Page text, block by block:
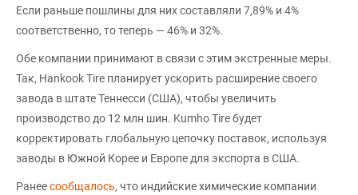
Если раньше пошлины для них составляли 7,89% и 4%
соответственно, то теперь — 46% и 32%.
Обе компании принимают в связи с этим экстренные меры.
Так, Hankook Tire планирует ускорить расширение своего
завода в штате Теннесси (США), чтобы увеличить
производство до 12 млн шин. Kumho Tire будет
корректировать глобальную цепочку поставок, используя
заводы в Южной Корее и Европе для экспорта в США.
Ранеесообщалось, что индийские химические компании